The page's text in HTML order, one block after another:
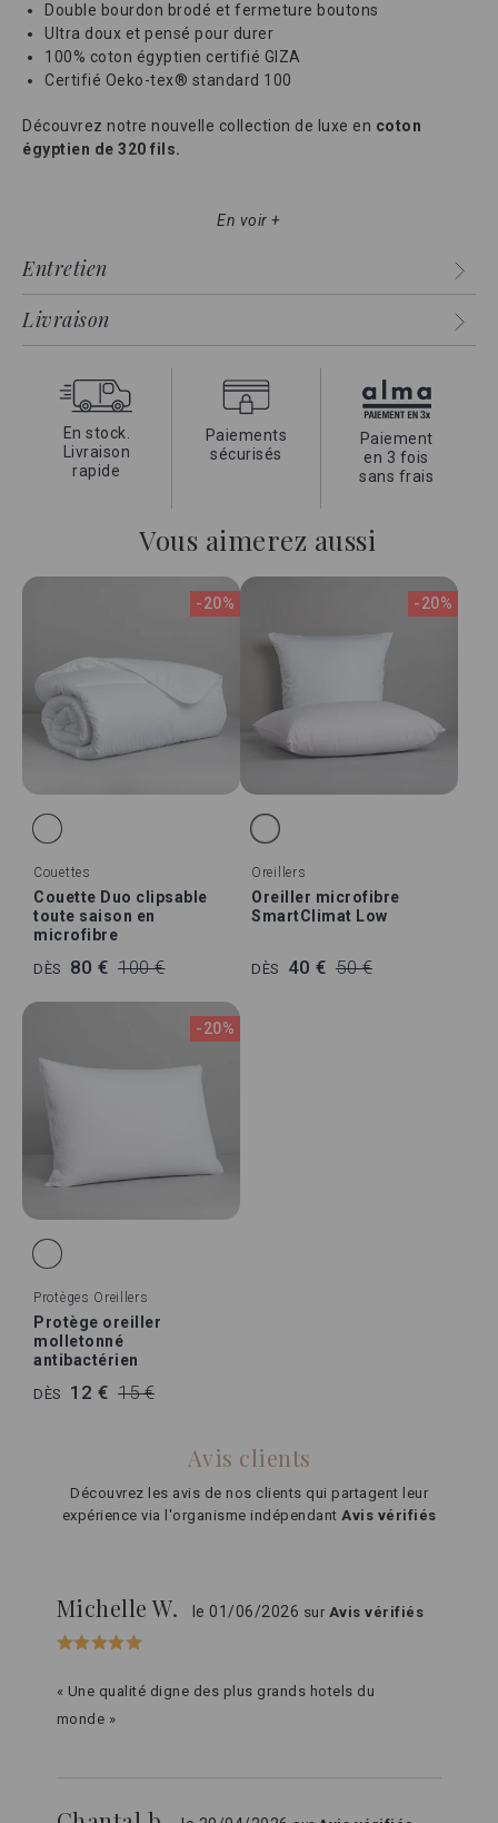
Double bourdon brodé et fermeture boutons
Ultra doux et pensé pour durer
100% coton égyptien certifié GIZA
Certifié Oeko-tex® standard 100
Découvrez notre nouvelle collection de luxe en coton
égyptien de 320 fils.
bourdon couleur brodé avec précison dans nos ateliers,
parmi nos différentes gammes, allie
épaisseur, résistance
La garantie d'un linge de qualité grace à son coton égyptien
exceptionnel, la douceur du satin et son tissage unique
très serré.
En voir +
Entretien
Livraison
En stock.
Livraison
rapide
Paiements
sécurisés
Paiement
en 3 fois
sans frais
Vous aimerez aussi
-20%
Couettes
Couette Duo clipsable
toute saison en
microfibre
DÈS 80 € 100 €
-20%
Oreillers
Oreiller microfibre
SmartClimat Low
DÈS 40 € 50 €
-20%
Protèges Oreillers
Protège oreiller
molletonné
antibactérien
DÈS 12 € 15 €
Avis clients
Découvrez les avis de nos clients qui partagent leur
expérience via l'organisme indépendant Avis vérifiés
Michelle W. le 01/06/2026 sur Avis vérifiés
« Une qualité digne des plus grands hotels du
monde »